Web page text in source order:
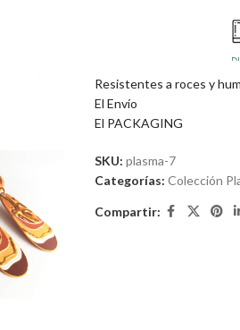
Resistentes a roces y
El Envío
El PACKAGING
SKU: plasma-7
Categorías: Colección
Compartir: